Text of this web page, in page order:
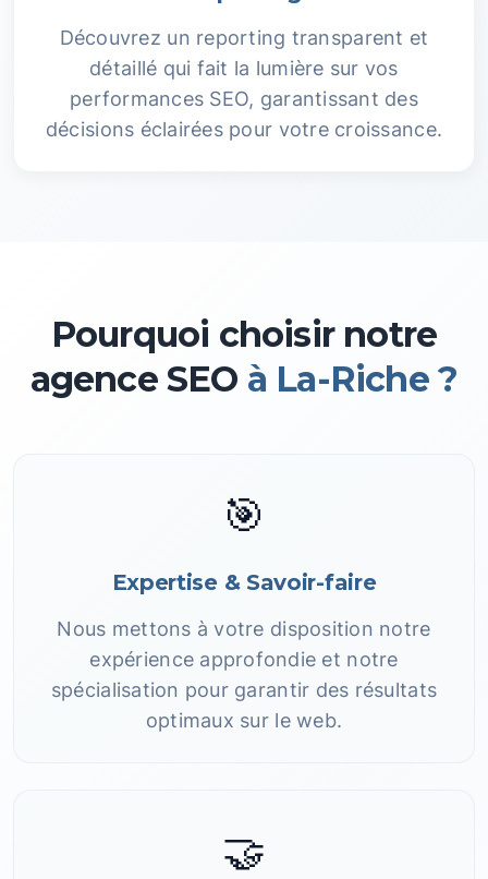
Découvrez un reporting transparent et
détaillé qui fait la lumière sur vos
performances SEO, garantissant des
décisions éclairées pour votre croissance.
Pourquoi choisir notre
agence SEO à La-Riche ?
🎯
Expertise & Savoir-faire
Nous mettons à votre disposition notre
expérience approfondie et notre
spécialisation pour garantir des résultats
optimaux sur le web.
🤝